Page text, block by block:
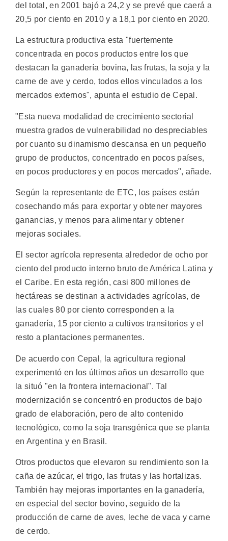
del total, en 2001 bajó a 24,2 y se prevé que caerá a
20,5 por ciento en 2010 y a 18,1 por ciento en 2020.
La estructura productiva esta "fuertemente
concentrada en pocos productos entre los que
destacan la ganadería bovina, las frutas, la soja y la
carne de ave y cerdo, todos ellos vinculados a los
mercados externos", apunta el estudio de Cepal.
"Esta nueva modalidad de crecimiento sectorial
muestra grados de vulnerabilidad no despreciables
por cuanto su dinamismo descansa en un pequeño
grupo de productos, concentrado en pocos países,
en pocos productores y en pocos mercados", añade.
Según la representante de ETC, los países están
cosechando más para exportar y obtener mayores
ganancias, y menos para alimentar y obtener
mejoras sociales.
El sector agrícola representa alrededor de ocho por
ciento del producto interno bruto de América Latina y
el Caribe. En esta región, casi 800 millones de
hectáreas se destinan a actividades agrícolas, de
las cuales 80 por ciento corresponden a la
ganadería, 15 por ciento a cultivos transitorios y el
resto a plantaciones permanentes.
De acuerdo con Cepal, la agricultura regional
experimentó en los últimos años un desarrollo que
la situó "en la frontera internacional". Tal
modernización se concentró en productos de bajo
grado de elaboración, pero de alto contenido
tecnológico, como la soja transgénica que se planta
en Argentina y en Brasil.
Otros productos que elevaron su rendimiento son la
caña de azúcar, el trigo, las frutas y las hortalizas.
También hay mejoras importantes en la ganadería,
en especial del sector bovino, seguido de la
producción de carne de aves, leche de vaca y carne
de cerdo.